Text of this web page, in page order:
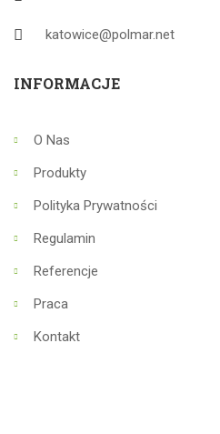
katowice@polmar.net
INFORMACJE
O Nas
Produkty
Polityka Prywatności
Regulamin
Referencje
Praca
Kontakt